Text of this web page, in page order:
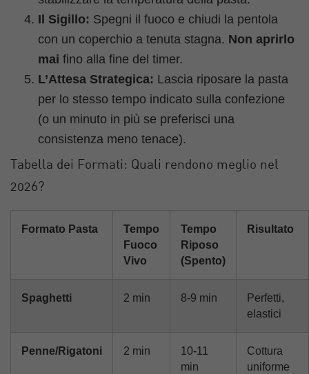
Il Sigillo: Spegni il fuoco e chiudi la pentola
con un coperchio a tenuta stagna. Non aprirlo
mai fino alla fine del timer.
L’Attesa Strategica: Lascia riposare la pasta
per lo stesso tempo indicato sulla confezione
(o un minuto in più se preferisci una
consistenza meno tenace).
Tabella dei Formati: Quali rendono meglio nel
2026?
Formato Pasta
Tempo
Fuoco
Vivo
Tempo
Riposo
(Spento)
Risultato
Spaghetti 2 min 8-9 min
Perfetti,
elastici
Penne/Rigatoni 2 min
10-11
min
Cottura
uniforme